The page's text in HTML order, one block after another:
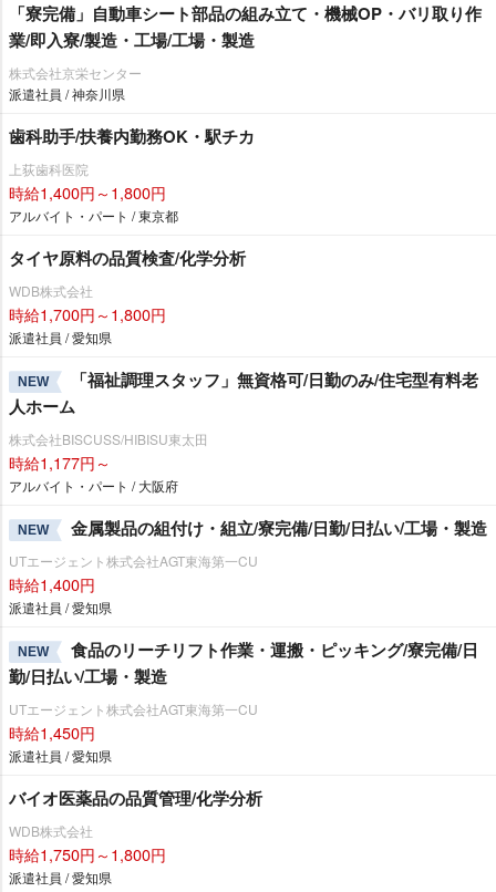
「寮完備」自動車シート部品の組み立て・機械OP・バリ取り作
業/即入寮/製造・工場/工場・製造
株式会社京栄センター
派遣社員 / 神奈川県
歯科助手/扶養内勤務OK・駅チカ
上荻歯科医院
時給1,400円～1,800円
アルバイト・パート / 東京都
タイヤ原料の品質検査/化学分析
WDB株式会社
時給1,700円～1,800円
派遣社員 / 愛知県
NEW
「福祉調理スタッフ」無資格可/日勤のみ/住宅型有料老
人ホーム
株式会社BISCUSS/HIBISU東太田
時給1,177円～
アルバイト・パート / 大阪府
NEW 金属製品の組付け・組立/寮完備/日勤/日払い/工場・製造
UTエージェント株式会社AGT東海第一CU
時給1,400円
派遣社員 / 愛知県
NEW
食品のリーチリフト作業・運搬・ピッキング/寮完備/日
勤/日払い/工場・製造
UTエージェント株式会社AGT東海第一CU
時給1,450円
派遣社員 / 愛知県
バイオ医薬品の品質管理/化学分析
WDB株式会社
時給1,750円～1,800円
派遣社員 / 愛知県